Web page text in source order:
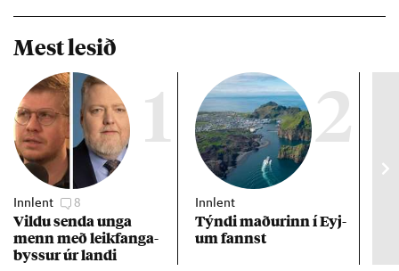
Mest lesið
1
Innlent 8
Vildu senda unga
menn með leik­fanga­
byss­ur úr landi
2
Innlent
Týndi mað­ur­inn í Eyj­
um fannst